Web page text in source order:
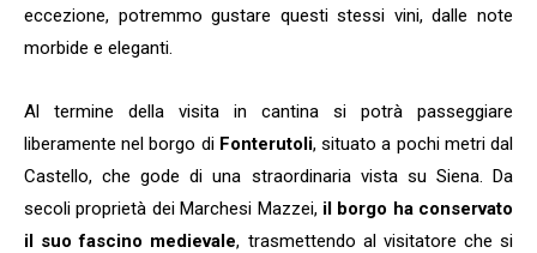
eccezione, potremmo gustare questi stessi vini, dalle note
morbide e eleganti.
Al termine della visita in cantina si potrà passeggiare
liberamente nel borgo diFonterutoli, situato a pochi metri dal
Castello, che gode di una straordinaria vista su Siena. Da
secoli proprietà dei Marchesi Mazzei,il borgo ha conservato
il suo fascino medievale, trasmettendo al visitatore che si